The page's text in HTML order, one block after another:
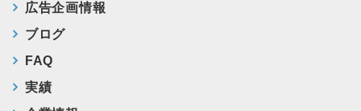
広告企画情報
ブログ
FAQ
実績